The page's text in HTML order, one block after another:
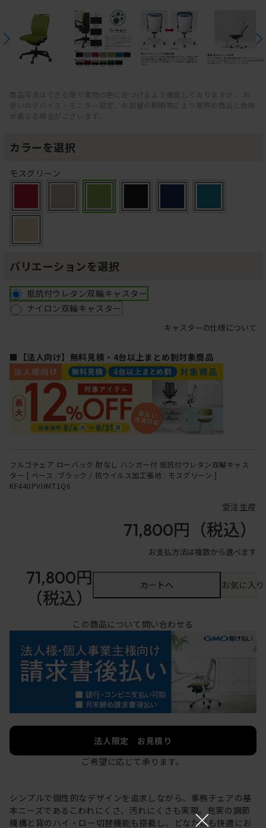
商品写真はできる限り実物の色に近づけるよう徹底しておりますが、 お
使いのデバイス・モニター設定、お部屋の照明等により実際の商品と色味
が異なる場合がございます。
カラーを選択
モスグリーン
バリエーションを選択
抵抗付ウレタン双輪キャスター
ナイロン双輪キャスター
キャスターの仕様について
■【法人向け】無料見積・4台以上まとめ割対象商品
フルゴチェア ローバック 肘なし ハンガー付 抵抗付ウレタン双輪キャス
ター [ ベース :ブラック / 抗ウイルス加工張地 : モスグリーン ]
KF440PVHMT1Q6
受注生産
71,800円 （税込）
お支払方法は複数から選べます
71,800円
（税込）
カートへ お気に入
この商品について問い合わせる
法人限定 お見積り
ご希望に応じて承ります。
シンプルで個性的なデザインを追求しながら、事務チェアの基
本ニーズであるこわれにくさ、汚れにくさも実現。充実の調節
機構と背のハイ・ロー切替機能も搭載し、どなたにも快適にお
×